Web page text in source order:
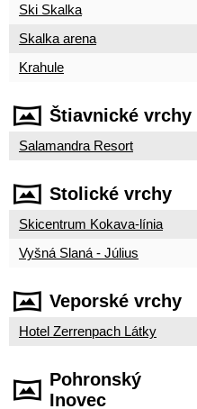
Ski Skalka
Skalka arena
Krahule
Štiavnické vrchy
Salamandra Resort
Stolické vrchy
Skicentrum Kokava-línia
Vyšná Slaná - Július
Veporské vrchy
Hotel Zerrenpach Látky
Pohronský
Inovec